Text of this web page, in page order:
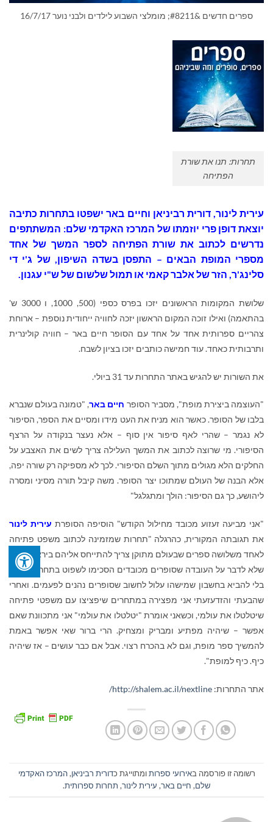
ספרים חדשים &#8211; מומלצי השבוע לילדים ולבני נוער 16/7/17
תחרות: תנו את שורת
הפתיחה
עירית לינור, דורית רביניאן וחיים באר ישפטו בתחרות כתיבה
יוצאת דופן פרי יוזמתו של המרכז האקדמי שלם: המשתתפים
נדרשים לכתוב את שורת הפתיחה לספר המשך של אחד
מספרי המופת הבאים – התפסן בשדה השיפון, של ג'י די
סלינג'ר, הזר של אלבר קאמי או תמול שלשום של ש"י עגנון.
שלושת המקומות הראשונים יזכו בפרס כספי (500, 1000, ו 3000 ש'
בהתאמה) ואילו זוכה המקום הראשון יזכה לחוויה ייחודית נוספת – ארוחת
צהריים ספרותית אחד על אחד עם הסופר חיים באר – חוויה קולינרית
ותרבותית כאחד. עוד חמישה כותבים יזכו בציון לשבח.
את השורות יש להגיש באתר התחרות עד 31 ביולי.
"העוצמה ביצירת מופת", מסביר הסופר חיים באר, "טמונה בעולם שנברא
בלבו של הסופר. כאשר הוא מניח את העט מידו ומסיים את הספר, הסיפור
לא נגמר – שהרי לאף סיפור אין סוף – אלא נעצר בנקודה על הרצף
הסיפורי. מי שרוצה לכתוב את המשך העלילה צריך לשים את האצבע על
החלקים הלא מגולים מתוך השלם הסיפורי. לכך לא מספיקה רק שורה יפה,
אלא הבנה של העולם שמתוכו יצר הסופר. משה קיבל תורה מסיני ומסרה
ליהושע, כך גם הסיפור: הולך ומתגלגל"
"אני מביעה זעזוע מכובד מחילול הקודש" הוסיפה הסופרת עירית לינור
את תגובתה המקורית, כהרגלה "תחרות שמזמינה לכתוב משפט פתיחה
לאחד משלושה ספרים שבעולם מתוקן צריך להתייחס אליהם ביראת כבוד;
שלא לדבר על העובדה שסופרים מכובדים הסכימו לשפוט בתחרות כזאת
בלי להביא בחשבון שמישהו עלול לחשוב שסופרים נהנים לפעמים. ואחרי
שהבעתי והזדעזעתי אני מפצירה במתחרים שיפציצו עם משפטי פתיחה
שיטלטלו את עולמי, וכשאני אומרת "יטלטלו את עולמי" אני מתכוונת שאם
אפשר – שיהיה מפתיע ומבריק ומצחיק. הרי ברור שאי אפשר באמת
להמשיך ספר מופת, וגם לא בהכרח רצוי. אבל אם כבר עושים – אז שיהיה
כיף. כיף למופת".
אתר התחרות: http://shalem.ac.il/nextline
/
רשומה זו פורסמה באירועי ספרותומתוייגת כדורית רביניאן,המרכז האקדמי
שלם, חיים באר, עירית לינור, תחרות ספרותית.